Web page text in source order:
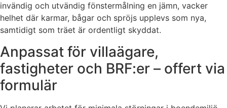
invändig och utvändig fönstermålning en jämn, vacker
helhet där karmar, bågar och spröjs upplevs som nya,
samtidigt som träet är ordentligt skyddat.
Anpassat för villaägare,
fastigheter och BRF:er – offert via
formulär